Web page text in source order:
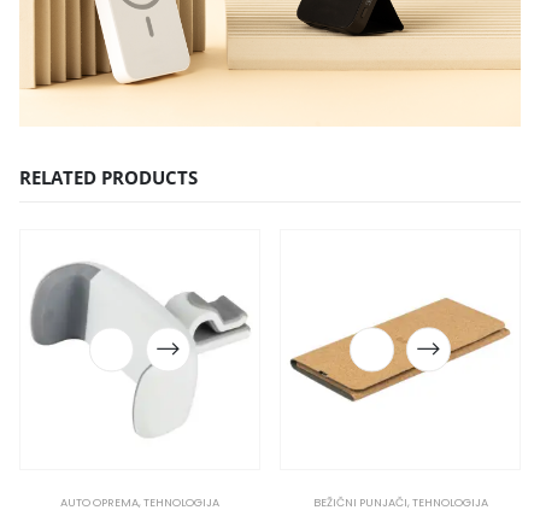
RELATED PRODUCTS
AUTO OPREMA,TEHNOLOGIJA BEŽIČNI PUNJAČI,TEHNOLOGIJA